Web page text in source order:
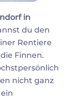
in
du den
Rentiere
Finnen.
nicht ganz